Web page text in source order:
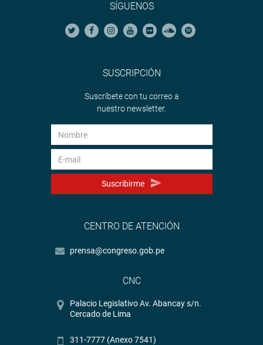
SÍGUENOS
SUSCRIPCIÓN
Suscríbete con tu correo a
nuestro newsletter.
Suscribirme
CENTRO DE ATENCIÓN
prensa@congreso.gob.pe
CNC
Palacio Legislativo Av. Abancay s/n.
Cercado de Lima
311-7777 (Anexo 7541)